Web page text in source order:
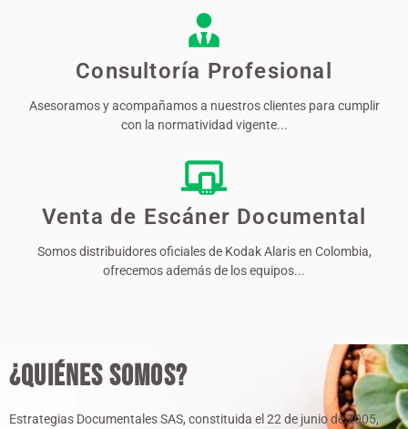
Consultoría Profesional
Asesoramos y acompañamos a nuestros clientes para cumplir
con la normatividad vigente...
Venta de Escáner Documental
Somos distribuidores oficiales de Kodak Alaris en Colombia,
ofrecemos además de los equipos...
¿Quiénes somos?
Estrategias Documentales SAS, constituida el 22 de junio de 2005,